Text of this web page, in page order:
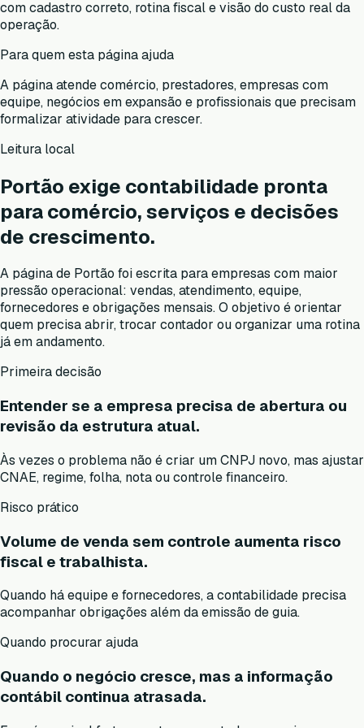
com cadastro correto, rotina fiscal e visão do custo real da
operação.
Para quem esta página ajuda
A página atende comércio, prestadores, empresas com
equipe, negócios em expansão e profissionais que precisam
formalizar atividade para crescer.
Leitura local
Portão exige contabilidade pronta
para comércio, serviços e decisões
de crescimento.
A página de Portão foi escrita para empresas com maior
pressão operacional: vendas, atendimento, equipe,
fornecedores e obrigações mensais. O objetivo é orientar
quem precisa abrir, trocar contador ou organizar uma rotina
já em andamento.
Primeira decisão
Entender se a empresa precisa de abertura ou
revisão da estrutura atual.
Às vezes o problema não é criar um CNPJ novo, mas ajustar
CNAE, regime, folha, nota ou controle financeiro.
Risco prático
Volume de venda sem controle aumenta risco
fiscal e trabalhista.
Quando há equipe e fornecedores, a contabilidade precisa
acompanhar obrigações além da emissão de guia.
Quando procurar ajuda
Quando o negócio cresce, mas a informação
contábil continua atrasada.